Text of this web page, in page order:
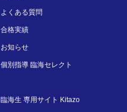
よくある質問
合格実績
お知らせ
個別指導 臨海セレクト
臨海生 専用サイト Kitazo